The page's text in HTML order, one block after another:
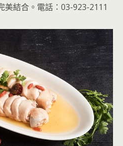
美結合。電話：03-923-2111